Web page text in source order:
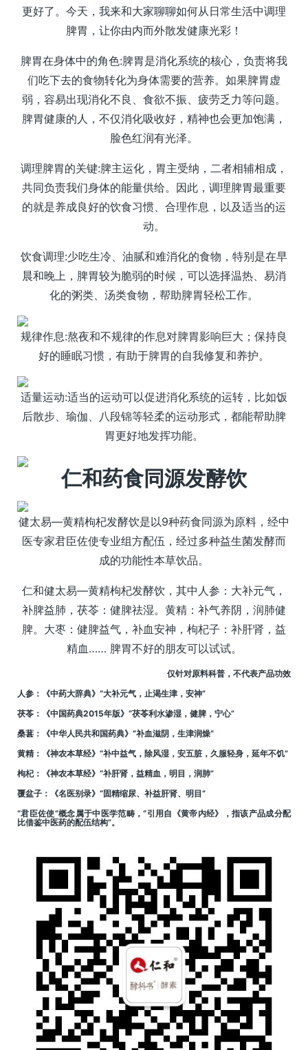
更好了。今天，我来和大家聊聊如何从日常生活中调理
脾胃，让你由内而外散发健康光彩！
脾胃在身体中的角色:脾胃是消化系统的核心，负责将我
们吃下去的食物转化为身体需要的营养。如果脾胃虚
弱，容易出现消化不良、食欲不振、疲劳乏力等问题。
脾胃健康的人，不仅消化吸收好，精神也会更加饱满，
脸色红润有光泽。
调理脾胃的关键:脾主运化，胃主受纳，二者相辅相成，
共同负责我们身体的能量供给。因此，调理脾胃最重要
的就是养成良好的饮食习惯、合理作息，以及适当的运
动。
饮食调理:少吃生冷、油腻和难消化的食物，特别是在早
晨和晚上，脾胃较为脆弱的时候，可以选择温热、易消
化的粥类、汤类食物，帮助脾胃轻松工作。
规律作息:熬夜和不规律的作息对脾胃影响巨大；保持良
好的睡眠习惯，有助于脾胃的自我修复和养护。
适量运动:适当的运动可以促进消化系统的运转，比如饭
后散步、瑜伽、八段锦等轻柔的运动形式，都能帮助脾
胃更好地发挥功能。
仁和药食同源发酵饮
健太易—黄精枸杞发酵饮是以9种药食同源为原料，经中
医专家君臣佐使专业组方配伍，经过多种益生菌发酵而
成的功能性本草饮品。
仁和健太易—黄精枸杞发酵饮，其中人参：大补元气，
补脾益肺，茯苓：健脾祛湿。黄精：补气养阴，润肺健
脾。大枣：健脾益气，补血安神，枸杞子：补肝肾，益
精血…… 脾胃不好的朋友可以试试。
仅针对原料科普，不代表产品功效
人参：《中药大辞典》“大补元气，止渴生津，安神”
茯苓：《中国药典2015年版》“茯苓利水渗湿，健脾，宁心”
桑葚：《中华人民共和国药典》“补血滋阴，生津润燥”
黄精：《神农本草经》“补中益气，除风湿，安五脏，久服轻身，延年不饥”
枸杞：《神农本草经》“补肝肾，益精血，明目，润肺”
覆盆子：《名医别录》“固精缩尿、补益肝肾、明目”
“君臣佐使”概念属于中医学范畴，“引用自《黄帝内经》，指该产品成分配
比借鉴中医药的配伍结构”。